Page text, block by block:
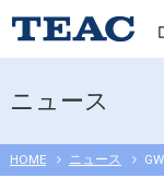
ニュース
HOME ニュース